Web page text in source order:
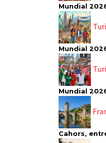
Mundial
Mundial
Mundial
Cahors,